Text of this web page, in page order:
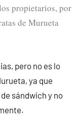
propietarios, por
de Murueta
pero no es lo
ya que
sándwich y no